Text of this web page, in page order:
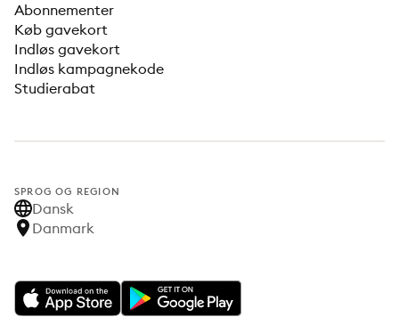
Abonnementer
Køb gavekort
Indløs gavekort
Indløs kampagnekode
Studierabat
SPROG OG REGION
Dansk
Danmark